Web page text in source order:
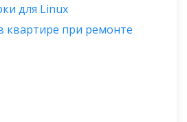
для Linux
квартире при ремонте